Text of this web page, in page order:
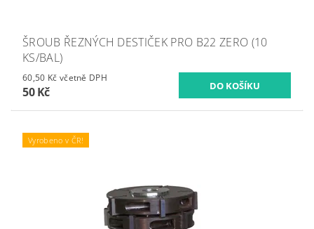
ŠROUB ŘEZNÝCH DESTIČEK PRO B22 ZERO (10
KS/BAL)
60,50 Kč včetně DPH
50 Kč
Vyrobeno v ČR!